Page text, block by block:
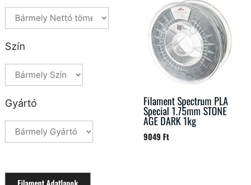
Szín
Gyártó Filament Spectrum PLA
Special 1.75mm STONE
AGE DARK 1kg
9049 Ft